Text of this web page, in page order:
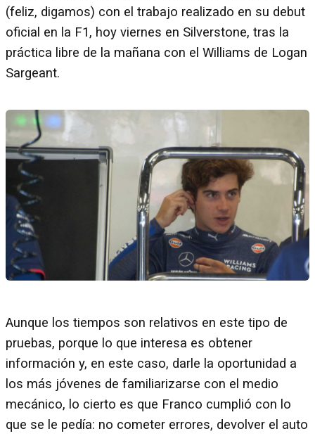
(feliz, digamos) con el trabajo realizado en su debut
oficial en la F1, hoy viernes en Silverstone, tras la
práctica libre de la mañana con el Williams de Logan
Sargeant.
Aunque los tiempos son relativos en este tipo de
pruebas, porque lo que interesa es obtener
información y, en este caso, darle la oportunidad a
los más jóvenes de familiarizarse con el medio
mecánico, lo cierto es que Franco cumplió con lo
que se le pedía: no cometer errores, devolver el auto